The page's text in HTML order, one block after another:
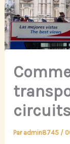
Par admin8745 /